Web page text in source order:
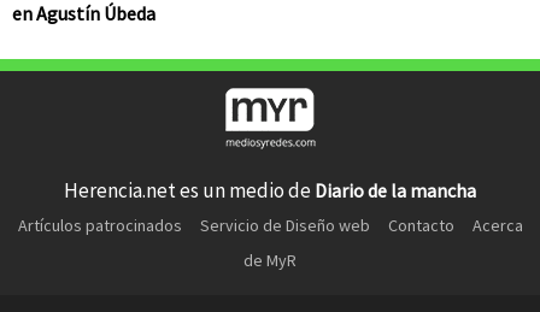
en Agustín Úbeda
Herencia.net es un medio de Diario de la mancha
Artículos patrocinados Servicio de Diseño web Contacto
Acerca
de MyR